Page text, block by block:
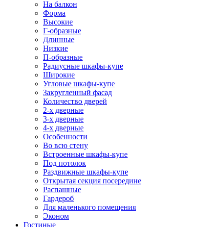
На балкон
Форма
Высокие
Г-образные
Длинные
Низкие
П-образные
Радиусные шкафы-купе
Широкие
Угловые шкафы-купе
Закругленный фасад
Количество дверей
2-х дверные
3-х дверные
4-х дверные
Особенности
Во всю стену
Встроенные шкафы-купе
Под потолок
Раздвижные шкафы-купе
Открытая секция посередине
Распашные
Гардероб
Для маленького помещения
Эконом
Гостиные